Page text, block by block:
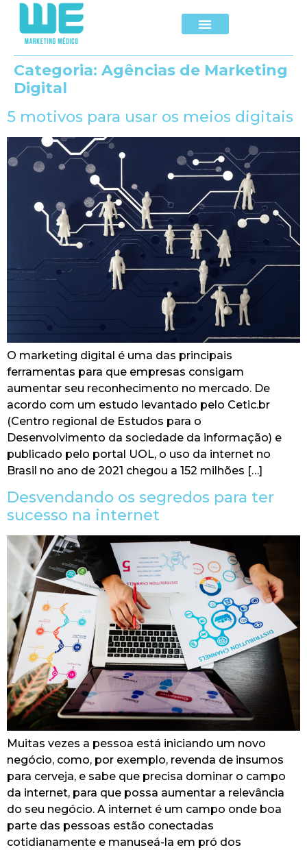
Categoria: Agências de Marketing
Digital
5 motivos para usar os meios digitais
O marketing digital é uma das principais
ferramentas para que empresas consigam
aumentar seu reconhecimento no mercado. De
acordo com um estudo levantado pelo Cetic.br
(Centro regional de Estudos para o
Desenvolvimento da sociedade da informação) e
publicado pelo portal UOL, o uso da internet no
Brasil no ano de 2021 chegou a 152 milhões […]
Desvendando os segredos para ter
sucesso na internet
Muitas vezes a pessoa está iniciando um novo
negócio, como, por exemplo, revenda de insumos
para cerveja, e sabe que precisa dominar o campo
da internet, para que possa aumentar a relevância
do seu negócio. A internet é um campo onde boa
parte das pessoas estão conectadas
cotidianamente e manuseá-la em pró dos